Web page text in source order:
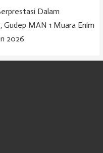
Dalam
Gudep MAN 1 Muara Enim
2026